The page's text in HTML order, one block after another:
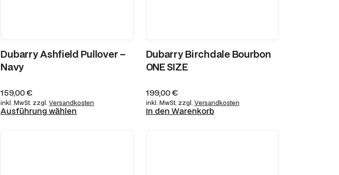
Dubarry Ashfield Pullover –
Navy
159,00€
inkl. MwSt. zzgl.Versandkosten
Ausführung wählen
Dubarry Birchdale Bourbon
ONE SIZE
199,00€
inkl. MwSt. zzgl. Versandkosten
In den Warenkorb